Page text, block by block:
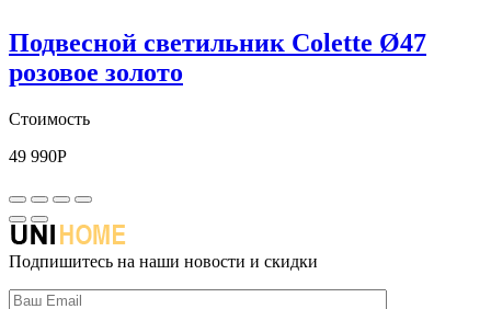
Подвесной светильник Colette Ø47
розовое золото
Стоимость
49 990Р
Подпишитесь на наши новости и скидки